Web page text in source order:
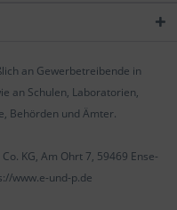
an Gewerbetreibende in
an Schulen, Laboratorien,
Behörden und Ämter.
KG, Am Ohrt 7, 59469 Ense-
www.e-und-p.de